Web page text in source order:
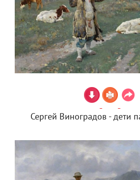
Сергей Виноградов - дети